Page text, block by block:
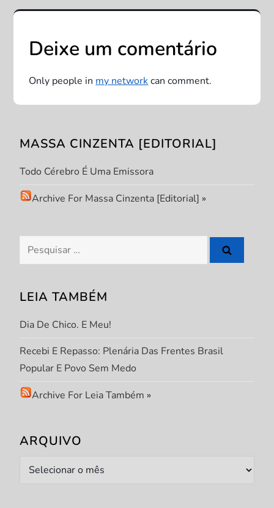
g
a
ã
o
d
e
P
o
s
t
Deixe um comentário
Only people in my networkcan comment.
MASSA CINZENTA [EDITORIAL]
Todo Cérebro É Uma Emissora
Archive For Massa Cinzenta [Editorial] »
Pesquisar
por:
LEIA TAMBÉM
Dia De Chico. E Meu!
Recebi E Repasso: Plenária Das Frentes Brasil
Popular E Povo Sem Medo
Archive For Leia Também »
ARQUIVO
Arquivo